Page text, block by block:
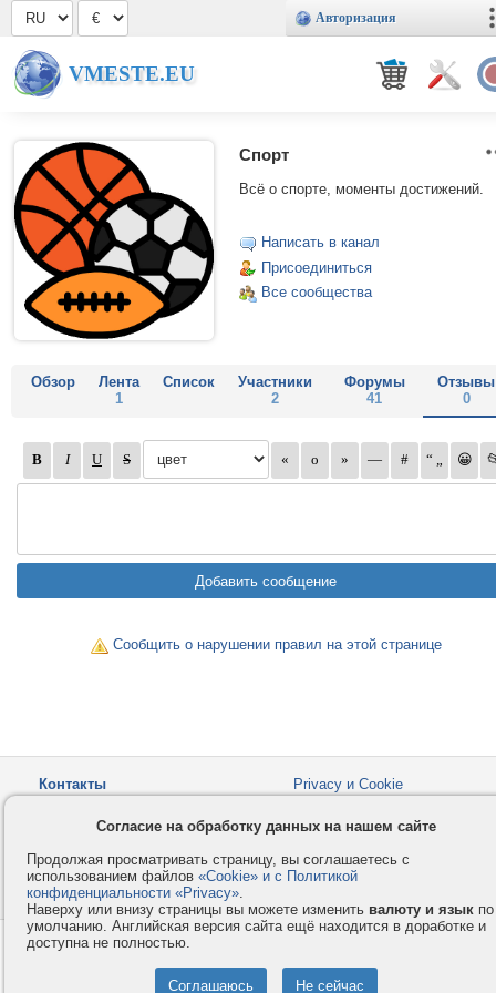
Авторизация
VMESTE.EU
Спорт
Всё о спорте, моменты достижений.
Написать в канал
Присоединиться
Все сообщества
Обзор
Лента
1
Список
Участники
2
Форумы
41
Отзывы
0
Сообщить о нарушении правил на этой странице
Контакты
Privacy и Cookie
Как оплатить
Форумы
© 2008-2026VMESTE.EU
Согласие на обработку данных на нашем сайте
Продолжая просматривать страницу, вы соглашаетесь с
использованием файлов «Cookie» и с Политикой
конфиденциальности «Privacy».
Наверху или внизу страницы вы можете изменить валюту и язык по
умолчанию. Английская версия сайта ещё находится в доработке и
доступна не полностью.